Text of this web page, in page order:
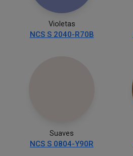
Violetas
NCS S 2040-R70B
Suaves
NCS S 0804-Y90R